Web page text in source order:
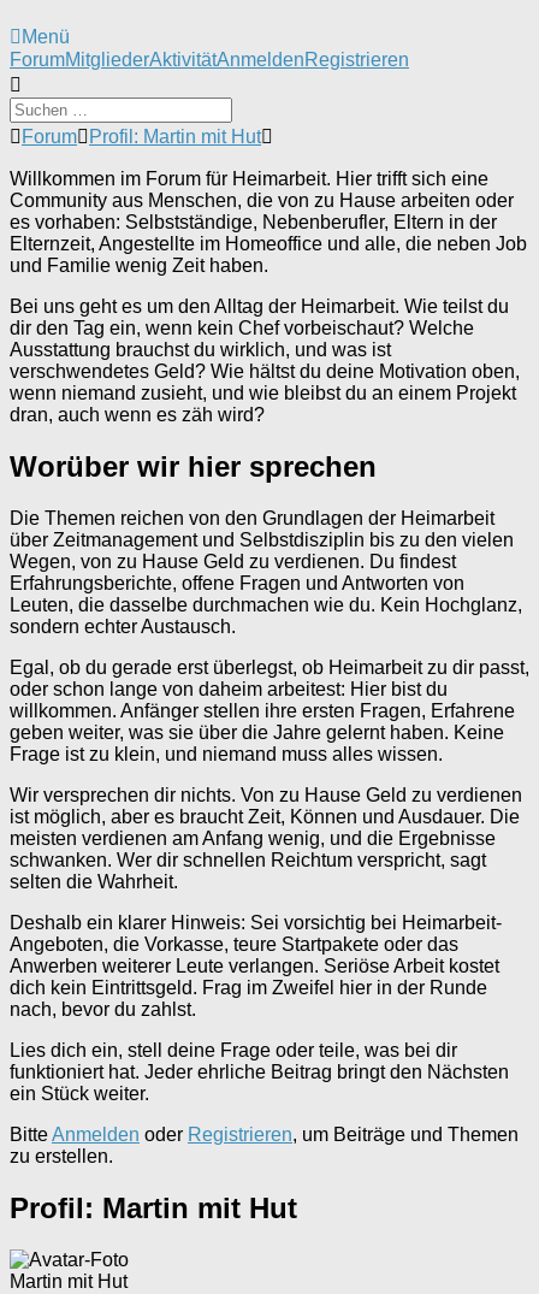
Menü
Forum-
Navigation
ForumMitgliederAktivitätAnmeldenRegistrieren
Forum-
-
Du
bist
hier:
Forum Profil: Martin mit Hut
Willkommen im Forum für Heimarbeit. Hier trifft sich eine
Community aus Menschen, die von zu Hause arbeiten oder
es vorhaben: Selbstständige, Nebenberufler, Eltern in der
Elternzeit, Angestellte im Homeoffice und alle, die neben Job
und Familie wenig Zeit haben.
Bei uns geht es um den Alltag der Heimarbeit. Wie teilst du
dir den Tag ein, wenn kein Chef vorbeischaut? Welche
Ausstattung brauchst du wirklich, und was ist
verschwendetes Geld? Wie hältst du deine Motivation oben,
wenn niemand zusieht, und wie bleibst du an einem Projekt
dran, auch wenn es zäh wird?
Worüber wir hier sprechen
Die Themen reichen von den Grundlagen der Heimarbeit
über Zeitmanagement und Selbstdisziplin bis zu den vielen
Wegen, von zu Hause Geld zu verdienen. Du findest
Erfahrungsberichte, offene Fragen und Antworten von
Leuten, die dasselbe durchmachen wie du. Kein Hochglanz,
sondern echter Austausch.
Egal, ob du gerade erst überlegst, ob Heimarbeit zu dir passt,
oder schon lange von daheim arbeitest: Hier bist du
willkommen. Anfänger stellen ihre ersten Fragen, Erfahrene
geben weiter, was sie über die Jahre gelernt haben. Keine
Frage ist zu klein, und niemand muss alles wissen.
Wir versprechen dir nichts. Von zu Hause Geld zu verdienen
ist möglich, aber es braucht Zeit, Können und Ausdauer. Die
meisten verdienen am Anfang wenig, und die Ergebnisse
schwanken. Wer dir schnellen Reichtum verspricht, sagt
selten die Wahrheit.
Deshalb ein klarer Hinweis: Sei vorsichtig bei Heimarbeit-
Angeboten, die Vorkasse, teure Startpakete oder das
Anwerben weiterer Leute verlangen. Seriöse Arbeit kostet
dich kein Eintrittsgeld. Frag im Zweifel hier in der Runde
nach, bevor du zahlst.
Lies dich ein, stell deine Frage oder teile, was bei dir
funktioniert hat. Jeder ehrliche Beitrag bringt den Nächsten
ein Stück weiter.
BitteAnmelden oder Registrieren, um Beiträge und Themen
zu erstellen.
Profil: Martin mit Hut
Martin mit Hut